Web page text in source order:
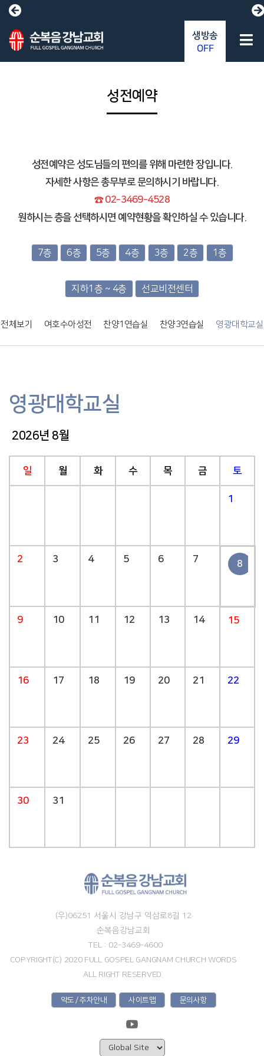
성전예약
성전예약은 성도님들의 편의를 위해 마련한 장입니다.
자세한 사항은 총무부로 문의하시기 바랍니다.
☎ 02-3469-4528
원하시는 층을 선택하시면 예약현황을 확인하실 수 있습니다.
7층 6층 5층 4층 3층 2층 1층
지하1층 ~ 4층 선교비전센터
전체보기 여호수아성전 찬양1연습실 찬양3연습실 영광대학교실
영광대학교실
2026년 8월
일 월 화 수 목 금 토
1
2 3 4 5 6 7 8
9 10 11 12 13 14 15
16 17 18 19 20 21 22
23 24 25 26 27 28 29
30 31
(우)06251 서울시 강남구 역삼로8길 12
순복음강남교회
TEL : 02-3469-4600
COPYRIGHT(C) 2020 FULL GOSPEL GANGNAM CHURCH WORDS
ALL RIGHT RESERVED.
약도 / 주차안내 사이트맵 문의사항
생방송
OFF